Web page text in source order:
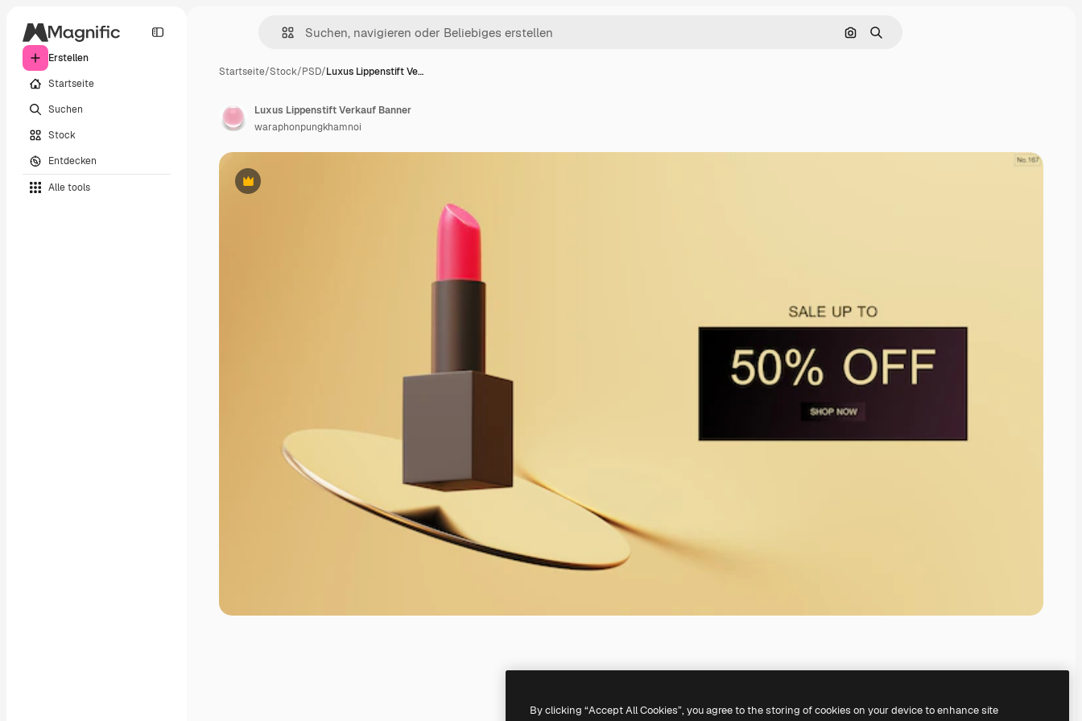
Erstellen
Startseite
Suchen
Stock
Entdecken
Alle tools
Nach Bild suchen
Suchen
Startseite/Stock/PSD/Luxus Lippenstift Ve…
Premium
Luxus Lippenstift Verkauf Banner
waraphonpungkhamnoi
By clicking “Accept All Cookies”, you agree to the storing of cookies on your device to enhance site